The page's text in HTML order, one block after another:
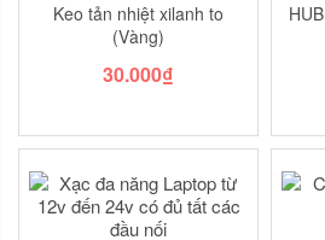
Keo tản nhiệt xilanh to
(Vàng)
30.000₫